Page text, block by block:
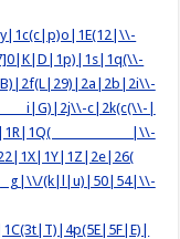
c|2k(c(\\-|
|\\-
g|\\/(k|l|u)|50|54|\\-